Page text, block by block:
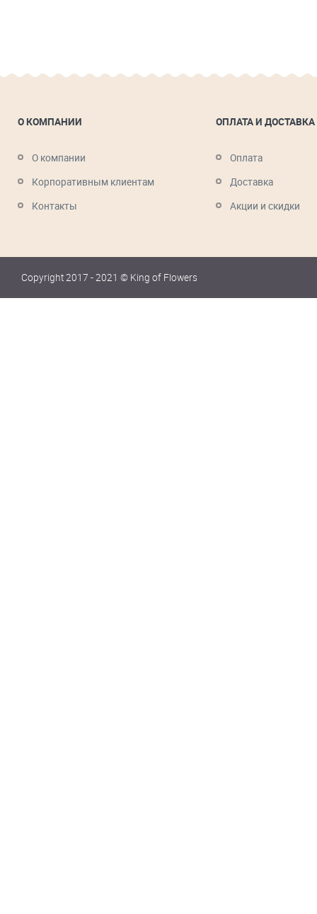
О КОМПАНИИ
О компании
Корпоративным клиентам
Контакты
ОПЛАТА И ДОСТАВКА
Оплата
Доставка
Акции и скидки
Copyright 2017 - 2021 © King of Flowers